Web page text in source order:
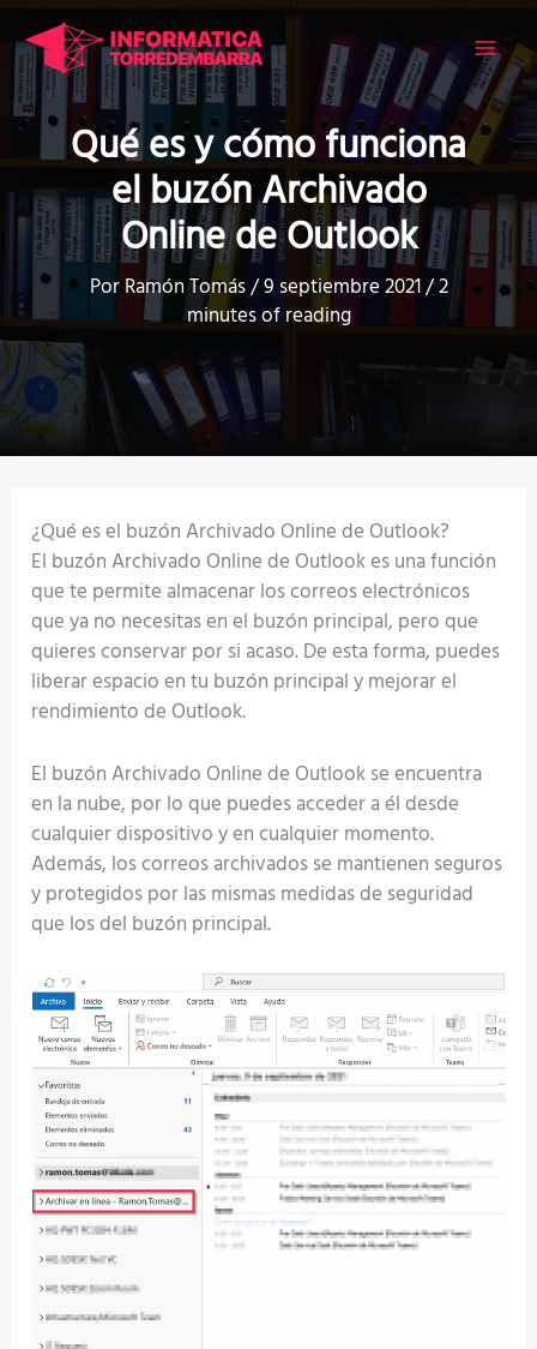
contenido
Qué es y cómo funciona
el buzón Archivado
Online de Outlook
PorRamón Tomás/9 septiembre 2021/2
minutes of reading
¿Qué es el buzón Archivado Online de Outlook?
El buzón Archivado Online de Outlook es una función
que te permite almacenar los correos electrónicos
que ya no necesitas en el buzón principal, pero que
quieres conservar por si acaso. De esta forma, puedes
liberar espacio en tu buzón principal y mejorar el
rendimiento de Outlook.
El buzón Archivado Online de Outlook se encuentra
en la nube, por lo que puedes acceder a él desde
cualquier dispositivo y en cualquier momento.
Además, los correos archivados se mantienen seguros
y protegidos por las mismas medidas de seguridad
que los del buzón principal.